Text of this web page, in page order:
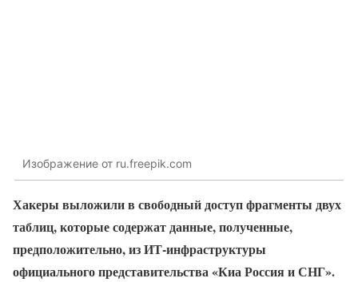
Изображение от ru.freepik.com
Хакеры выложили в свободный доступ фрагменты двух
таблиц, которые содержат данные, полученные,
предположительно, из ИТ-инфраструктуры
официального представительства «Киа Россия и СНГ».